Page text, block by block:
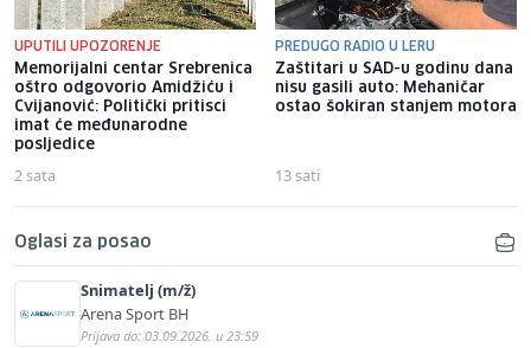
UPUTILI UPOZORENJE
Memorijalni centar Srebrenica
oštro odgovorio Amidžiću i
Cvijanović: Politički pritisci
imat će međunarodne
posljedice
2 sata
PREDUGO RADIO U LERU
Zaštitari u SAD-u godinu dana
nisu gasili auto: Mehaničar
ostao šokiran stanjem motora
13 sati
Oglasi za posao
Snimatelj (m/ž)
Arena Sport BH
Prijava do: 03.09.2026. u 23:59